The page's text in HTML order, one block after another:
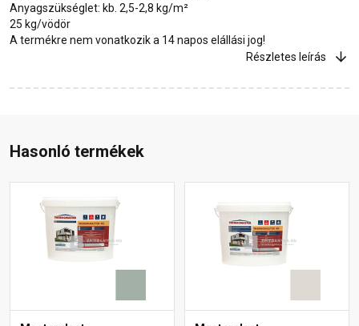
Anyagszükséglet: kb. 2,5-2,8 kg/m²
25 kg/vödör
A termékre nem vonatkozik a 14 napos elállási jog!
Részletes leírás
Hasonló termékek